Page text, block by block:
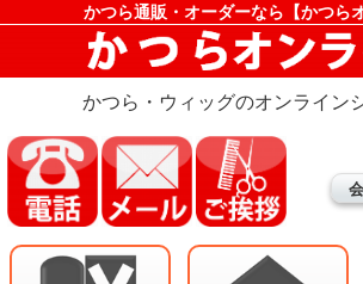
かつら通販・オーダーなら【かつら
かつら・ウィッグのオンライン